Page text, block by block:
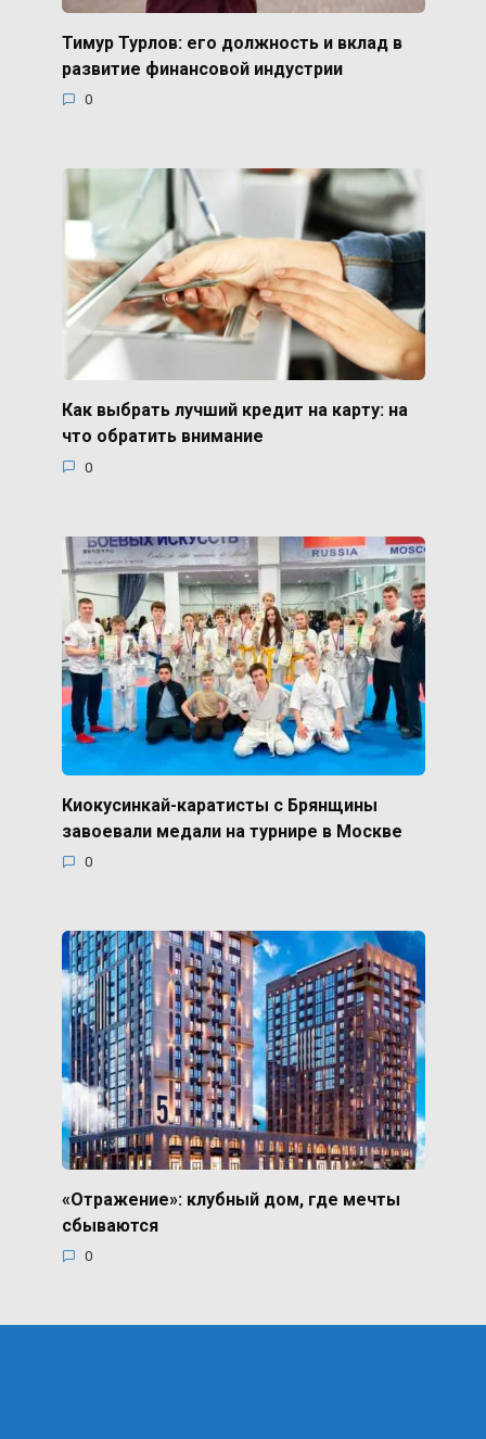
Тимур Турлов: его должность и вклад в
развитие финансовой индустрии
0
Как выбрать лучший кредит на карту: на
что обратить внимание
0
Киокусинкай-каратисты с Брянщины
завоевали медали на турнире в Москве
0
«Отражение»: клубный дом, где мечты
сбываются
0